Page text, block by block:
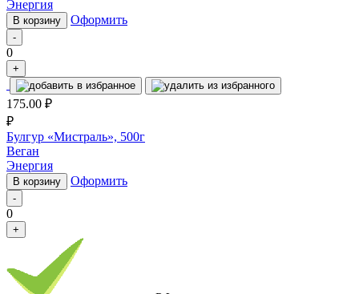
Энергия
В корзину Оформить
-
0
+
175.00 ₽
₽
Булгур «Мистраль», 500г
Веган
Энергия
В корзину Оформить
-
0
+